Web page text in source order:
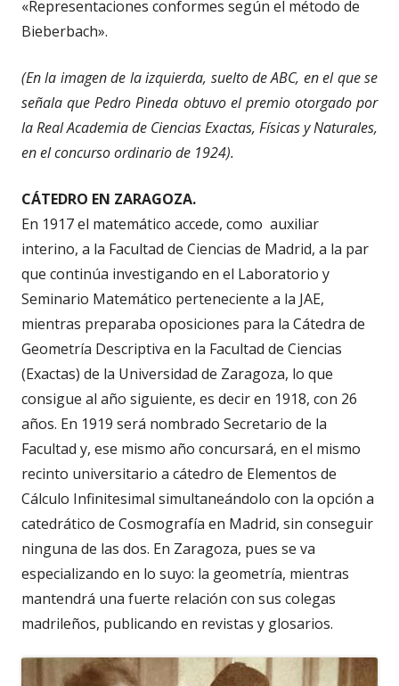
«Representaciones conformes según el método de
Bieberbach».
(En la imagen de la izquierda, suelto de ABC, en el que se
señala que Pedro Pineda obtuvo el premio otorgado por
la Real Academia de Ciencias Exactas, Físicas y Naturales,
en el concurso ordinario de 1924).
CÁTEDRO EN ZARAGOZA.
En 1917 el matemático accede, como auxiliar
interino, a la Facultad de Ciencias de Madrid, a la par
que continúa investigando en el Laboratorio y
Seminario Matemático perteneciente a la JAE,
mientras preparaba oposiciones para la Cátedra de
Geometría Descriptiva en la Facultad de Ciencias
(Exactas) de la Universidad de Zaragoza, lo que
consigue al año siguiente, es decir en 1918, con 26
años. En 1919 será nombrado Secretario de la
Facultad y, ese mismo año concursará, en el mismo
recinto universitario a cátedro de Elementos de
Cálculo Infinitesimal simultaneándolo con la opción a
catedrático de Cosmografía en Madrid, sin conseguir
ninguna de las dos. En Zaragoza, pues se va
especializando en lo suyo: la geometría, mientras
mantendrá una fuerte relación con sus colegas
madrileños, publicando en revistas y glosarios.